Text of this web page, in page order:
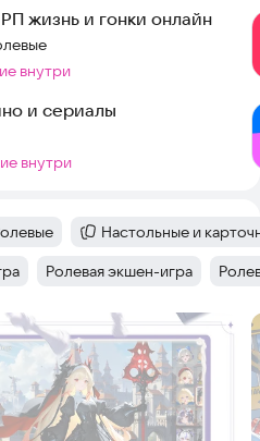
жизнь и гонки онлайн
внутри
и сериалы
внутри
: Категория:
Настольные и
Тег:
Ролевая экшен-игра Тег: